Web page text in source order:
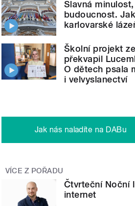
Slavná
budoucnost.
karlovarské
Školní projekt
překvapil
O dětech psala
i velvyslanectví
Jak nás naladíte na DABu
VÍCE Z POŘADU
Čtvrteční Noční
internet